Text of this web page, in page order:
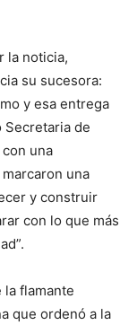
la noticia,
su sucesora:
y esa entrega
Secretaria de
una
una
y construir
con lo que más
la flamante
que ordenó a la